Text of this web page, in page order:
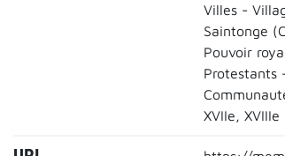
Villes -
Saintonge
Pouvoir
Protestants
XVIIe, XVIIIe